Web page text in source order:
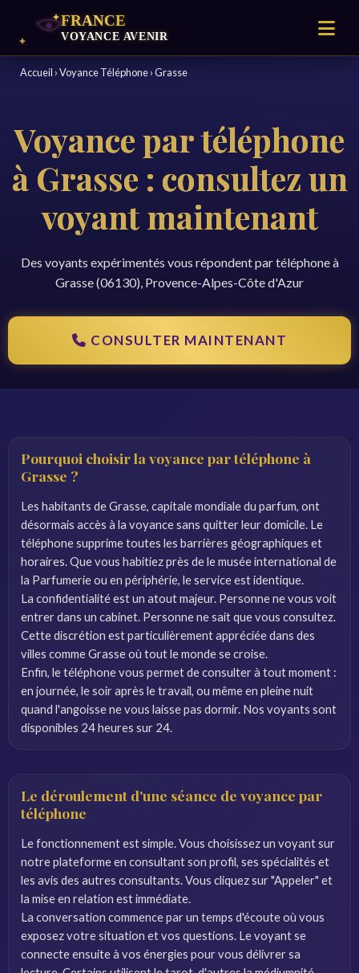
Accueil ›Voyance Téléphone›Grasse
Voyance par téléphone
à Grasse : consultez un
voyant maintenant
Des voyants expérimentés vous répondent par téléphone à
Grasse (06130), Provence-Alpes-Côte d'Azur
CONSULTER MAINTENANT
Pourquoi choisir la voyance par téléphone à
Grasse ?
Les habitants de Grasse, capitale mondiale du parfum, ont
désormais accès à la voyance sans quitter leur domicile. Le
téléphone supprime toutes les barrières géographiques et
horaires. Que vous habitiez près de le musée international de
la Parfumerie ou en périphérie, le service est identique.
La confidentialité est un atout majeur. Personne ne vous voit
entrer dans un cabinet. Personne ne sait que vous consultez.
Cette discrétion est particulièrement appréciée dans des
villes comme Grasse où tout le monde se croise.
Enfin, le téléphone vous permet de consulter à tout moment :
en journée, le soir après le travail, ou même en pleine nuit
quand l'angoisse ne vous laisse pas dormir. Nos voyants sont
disponibles 24 heures sur 24.
Le déroulement d'une séance de voyance par
téléphone
Le fonctionnement est simple. Vous choisissez un voyant sur
notre plateforme en consultant son profil, ses spécialités et
les avis des autres consultants. Vous cliquez sur "Appeler" et
la mise en relation est immédiate.
La conversation commence par un temps d'écoute où vous
exposez votre situation et vos questions. Le voyant se
connecte ensuite à vos énergies pour vous délivrer sa